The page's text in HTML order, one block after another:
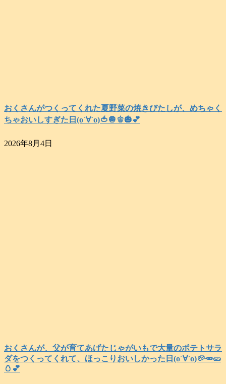
おくさんがつくってくれた夏野菜の焼きびたしが、めちゃく
ちゃおいしすぎた日(о´∀`о)🍅🧅🫑🎃💕
2026年8月4日
おくさんが、父が育てあげたじゃがいもで大量のポテトサラ
ダをつくってくれて、ほっこりおいしかった日(о´∀`о)🥔🥕🥒
🥚💕